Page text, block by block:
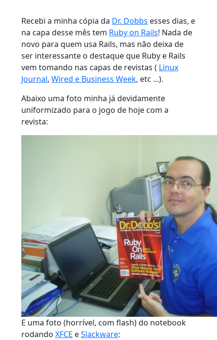
Recebi a minha cópia da Dr. Dobbs esses dias, e
na capa desse mês tem Ruby on Rails! Nada de
novo para quem usa Rails, mas não deixa de
ser interessante o destaque que Ruby e Rails
vem tomando nas capas de revistas ( Linux
Journal, Wired e Business Week, etc ...).
Abaixo uma foto minha já devidamente
uniformizado para o jogo de hoje com a
revista:
E uma foto (horrível, com flash) do notebook
rodando XFCE eSlackware: